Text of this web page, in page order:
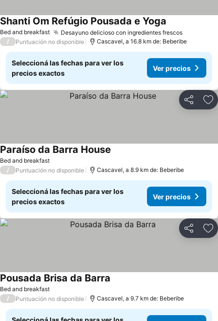
Bed and breakfast Desayuno delicioso con ingredientes frescos
Shanti Om Refúgio Pousada e Yoga
/ Puntuación no disponible Cascavel, a 16.8 km de: Beberibe
Seleccioná las fechas para ver los
precios exactos
Ver precios
Compartir
Bed and breakfast
Paraíso da Barra House
/ Puntuación no disponible Cascavel, a 8.9 km de: Beberibe
Seleccioná las fechas para ver los
precios exactos
Ver precios
Compartir
Bed and breakfast
Pousada Brisa da Barra
/ Puntuación no disponible Cascavel, a 9.7 km de: Beberibe